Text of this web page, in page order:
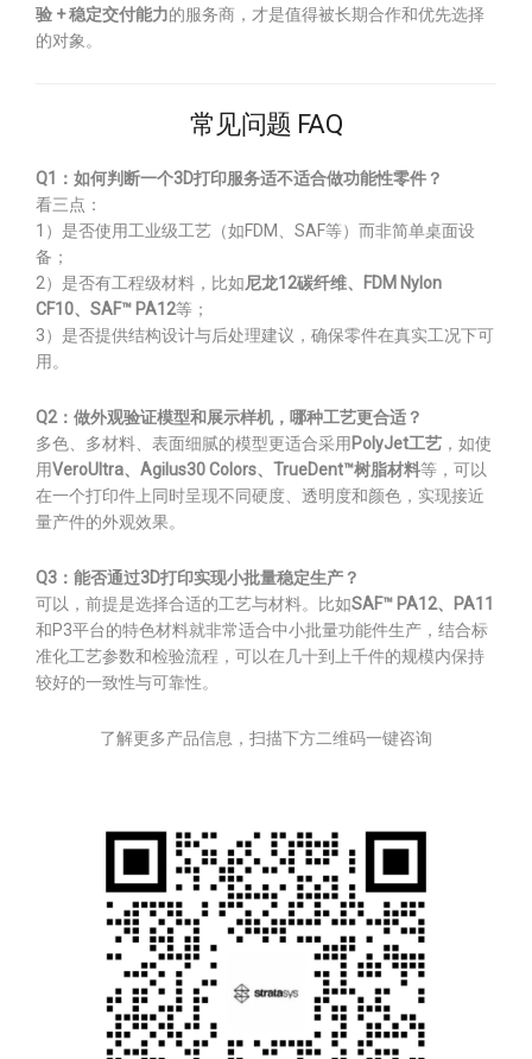
验 + 稳定交付能力的服务商，才是值得被长期合作和优先选择
的对象。
常见问题 FAQ
Q1：如何判断一个3D打印服务适不适合做功能性零件？
看三点：
1）是否使用工业级工艺（如FDM、SAF等）而非简单桌面设
备；
2）是否有工程级材料，比如尼龙12碳纤维、FDM Nylon
CF10、SAF™ PA12等；
3）是否提供结构设计与后处理建议，确保零件在真实工况下可
用。
Q2：做外观验证模型和展示样机，哪种工艺更合适？
多色、多材料、表面细腻的模型更适合采用 PolyJet工艺 ，如使
用VeroUltra、Agilus30 Colors、TrueDent™树脂材料等，可以
在一个打印件上同时呈现不同硬度、透明度和颜色，实现接近
量产件的外观效果。
Q3：能否通过3D打印实现小批量稳定生产？
可以，前提是选择合适的工艺与材料。比如SAF™ PA12、PA11
和P3平台的特色材料就非常适合中小批量功能件生产，结合标
准化工艺参数和检验流程，可以在几十到上千件的规模内保持
较好的一致性与可靠性。
了解更多产品信息，扫描下方二维码一键咨询